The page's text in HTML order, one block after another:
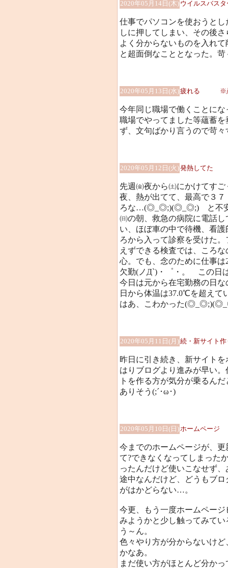
2020年05月14日(木) ウイルスバス
仕事でパソコンを使おうと
しに押してしまい、その後
よく分からないものを入れ
と超面倒なこととなった。苛
2020年05月13日(水)疲れる ※
今年同じ職場で働くことに
職場でやってました等蘊蓄
ず、文句ばかり言うので苛
2020年05月12日(火)発熱してた
先週㈮夜から㈯にかけてす
夜、熱が出てて、最高で３
ろな…(◎_◎;)(◎_◎;) と不安
㈰の朝、救急の病院に電話
い、ほぼ車の中で待機、看
ろから入って診察を受けた
えずできる検査では、ころ
心。でも、念のために仕事
欠勤(ノД`)・゜・。 この日
今日は元から在宅勤務の日
日から体温は37.0℃を超えて
はあ、こわかった
2020年05月11日(月)続・新サイト作
昨日に引き続き、新サイト
はりブログより進みが早い
トを作る方が気分が乗るん
ありそう(;´･ω･)
2020年05月10日(日)ホームページ
今までのホームページが、
て?できなくなってしまった
ったんだけど使いこなせず
途中なんだけど、どうもブ
がはかどらない…。
今更、もう一度ホームペー
みようかと少し触ってみてい
う～ん。
色々やり方が分からないけ
かなあ。
まだ使い方がほとんど分か